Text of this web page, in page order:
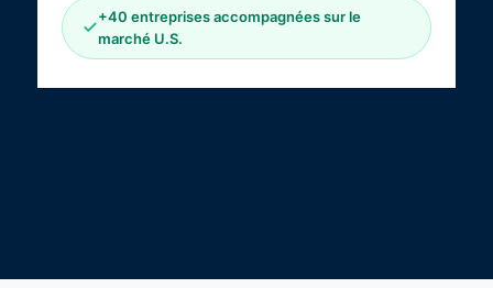
+40 entreprises accompagnées sur le
marché U.S.